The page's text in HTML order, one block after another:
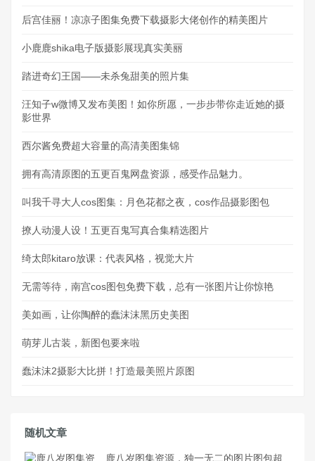
后宫佳丽！凉凉子图集免费下载摄影大佬创作的精美图片
小鹿鹿shika电子版摄影展现真实美丽
踏进奇幻王国——未杀兔甜美的照片集
汪知子w微博又发布美图！如你所愿，一步步带你走近她的摄
影世界
西尔酱免费超大容量的高清美图集锦
拥有高清原图的五更百鬼网盘资源，感受作品魅力。
叫我千寻大人cos图集：月色花都之夜，cos作品摄影图包
撩人动漫人设！五更百鬼写真合集精选图片
绮太郎kitaro放课：代表风格，视觉大片
无需等待，南宫cos图包免费下载，总有一张图片让你惊艳
美如画，让你陶醉的蠢沫沫黑历史美图
萌芽儿古装，新图包要来啦
蠢沫沫2摄影大比拼！打造最美照片原图
随机文章
鹿八岁图集资源，独一无二的图片图包超